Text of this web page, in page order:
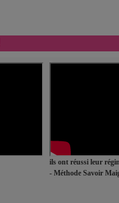
ils ont réussi leur
- Méthode Savoir